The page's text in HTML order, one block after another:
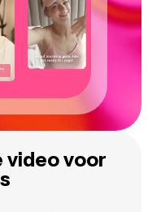
video voor